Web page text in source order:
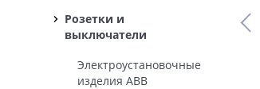
Розетки и
выключатели
Электроустановочные
изделия ABB